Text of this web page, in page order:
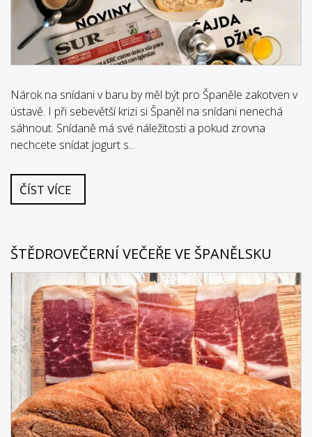
Nárok na snídani v baru by měl být pro Španěle zakotven v
ústavě. I při sebevětší krizi si Španěl na snídani nenechá
sáhnout. Snídaně má své náležitosti a pokud zrovna
nechcete snídat jogurt s...
ČÍST VÍCE
ŠTĚDROVEČERNÍ VEČEŘE VE ŠPANĚLSKU